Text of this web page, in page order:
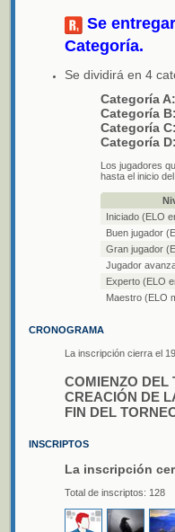
Se
Categoría.
Se dividirá en 4
Categoría A:
Categoría B:
Categoría C:
Categoría D:
Los jugadores
hasta el inicio del
Iniciado (ELO
Buen jugador
Gran jugador
Jugador
Experto (ELO
Maestro (ELO
CRONOGRAMA
La inscripción cierra el
COMIENZO DEL
CREACIÓN DE
FIN DEL
INSCRIPTOS
La inscripción
Total de inscriptos: 128